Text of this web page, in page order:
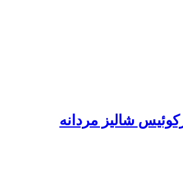
شالیز مردانه